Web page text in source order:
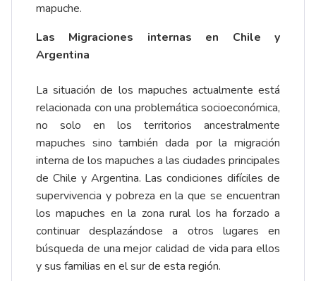
mapuche.
Las Migraciones internas en Chile y
Argentina
La situación de los mapuches actualmente está
relacionada con una problemática socioeconómica,
no solo en los territorios ancestralmente
mapuches sino también dada por la migración
interna de los mapuches a las ciudades principales
de Chile y Argentina. Las condiciones difíciles de
supervivencia y pobreza en la que se encuentran
los mapuches en la zona rural los ha forzado a
continuar desplazándose a otros lugares en
búsqueda de una mejor calidad de vida para ellos
y sus familias en el sur de esta región.